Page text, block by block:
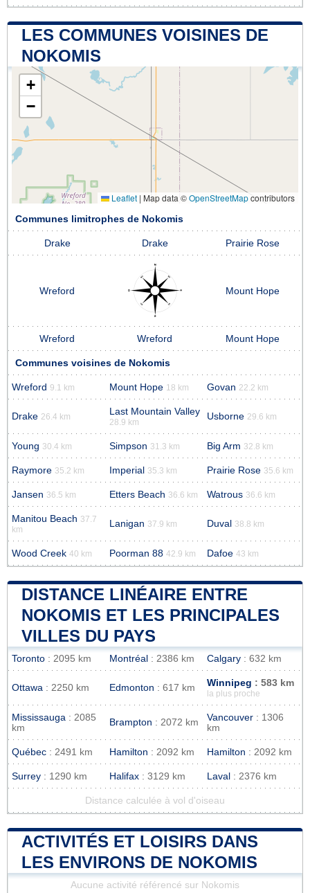
LES COMMUNES VOISINES DE
NOKOMIS
+
−
Leaflet | Map data ©OpenStreetMapcontributors
Communes limitrophes de Nokomis
Drake Drake Prairie Rose
Wreford Mount Hope
Wreford Wreford Mount Hope
Communes voisines de Nokomis
Wreford 9.1 km Mount Hope 18 km Govan 22.2 km
Drake 26.4 km Last Mountain Valley
28.9 km
Usborne 29.6 km
Young 30.4 km Simpson 31.3 km Big Arm 32.8 km
Raymore 35.2 km Imperial 35.3 km Prairie Rose 35.6 km
Jansen 36.5 km Etters Beach 36.6 km Watrous 36.6 km
Manitou Beach 37.7
km
Lanigan 37.9 km Duval 38.8 km
Wood Creek 40 km Poorman 88 42.9 km Dafoe 43 km
DISTANCE LINÉAIRE ENTRE
NOKOMIS ET LES PRINCIPALES
VILLES DU PAYS
Toronto : 2095 km Montréal : 2386 km Calgary : 632 km
Ottawa : 2250 km Edmonton : 617 km Winnipeg : 583 km
la plus proche
Mississauga : 2085
km
Brampton : 2072 km Vancouver : 1306
km
Québec : 2491 km Hamilton : 2092 km Hamilton : 2092 km
Surrey : 1290 km Halifax : 3129 km Laval : 2376 km
Distance calculée à vol d'oiseau
ACTIVITÉS ET LOISIRS DANS
LES ENVIRONS DE NOKOMIS
Aucune activité référencé sur Nokomis